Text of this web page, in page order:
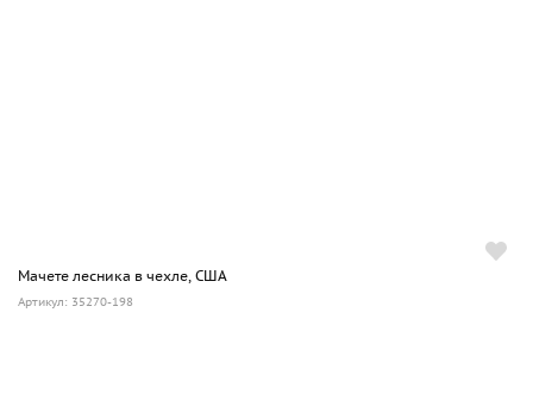
Мачете лесника в чехле, США
Артикул: 35270-198